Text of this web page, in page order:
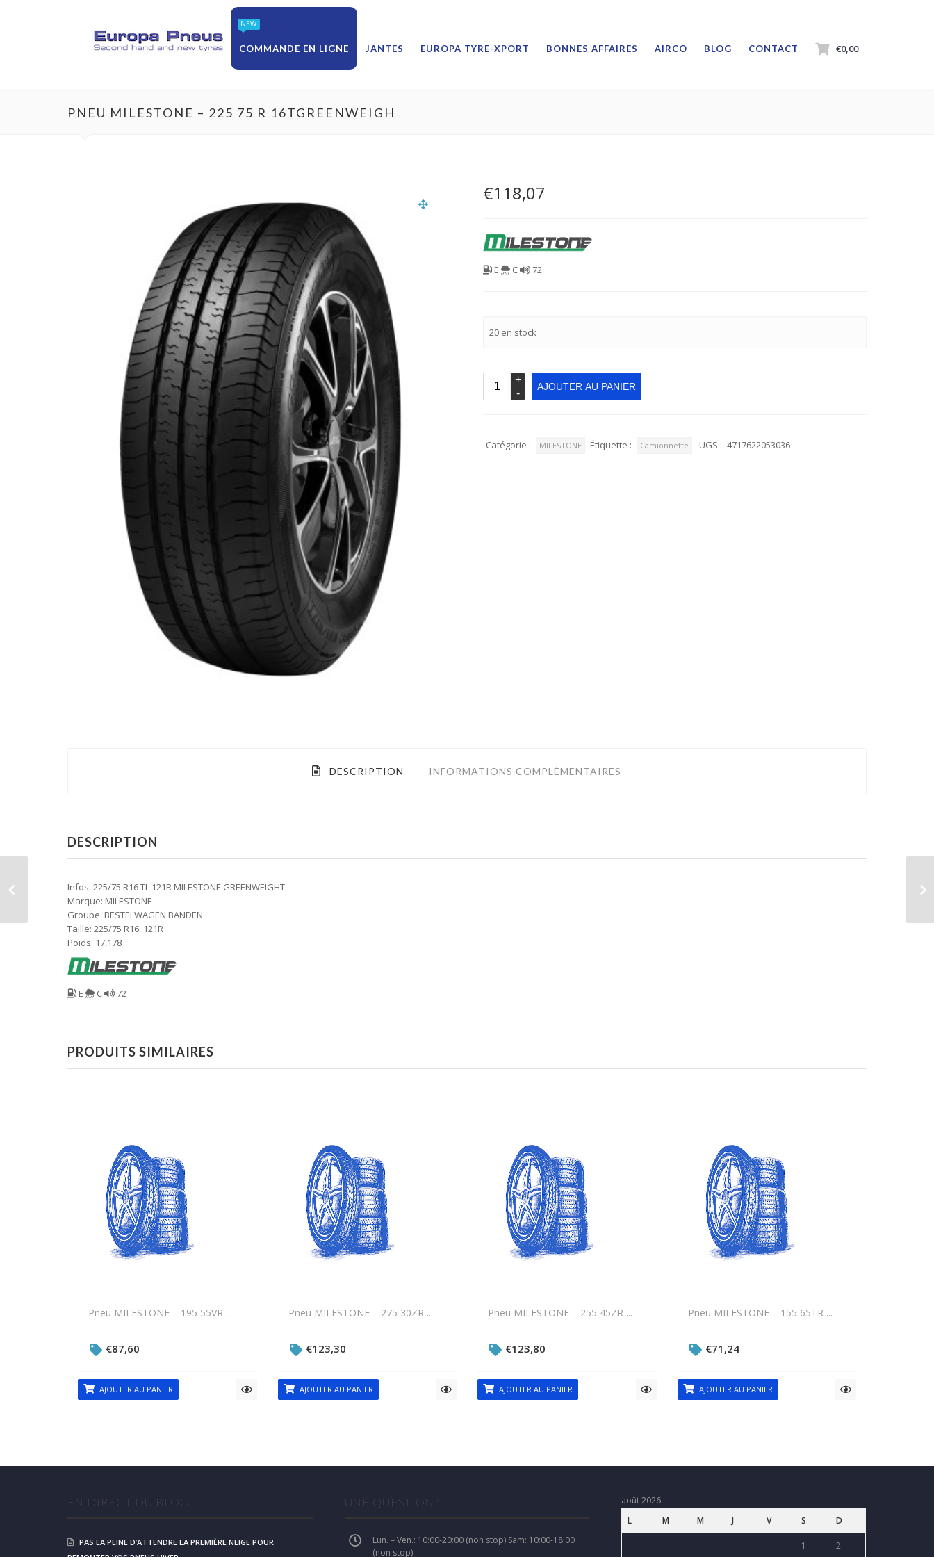
€0,00
NEW
COMMANDE EN LIGNE JANTES EUROPA TYRE-XPORT BONNES AFFAIRES AIRCO BLOG CONTACT
PNEU MILESTONE – 225 75 R 16TGREENWEIGH
€118,07
E C 72
20 en stock
AJOUTER AU PANIER
Catégorie : MILESTONE Étiquette : Camionnette UGS : 4717622053036
DESCRIPTION INFORMATIONS COMPLÉMENTAIRES
DESCRIPTION
Infos: 225/75 R16 TL 121R MILESTONE GREENWEIGHT
Marque: MILESTONE
Groupe: BESTELWAGEN BANDEN
Taille: 225/75 R16 121R
Poids: 17,178
E C 72
PRODUITS SIMILAIRES
Pneu MILESTONE – 195 55VR ...
€87,60
AJOUTER AU PANIER
Pneu MILESTONE – 275 30ZR ...
€123,30
AJOUTER AU PANIER
Pneu MILESTONE – 255 45ZR ...
€123,80
AJOUTER AU PANIER
Pneu MILESTONE – 155 65TR ...
€71,24
AJOUTER AU PANIER
EN DIRECT DU BLOG
PAS LA PEINE D’ATTENDRE LA PREMIÈRE NEIGE POUR
UNE QUESTION?
Lun. – Ven.: 10:00-20:00 (non stop) Sam: 10:00-18:00
(non stop)
août 2026
L
M M J V S D
1 2